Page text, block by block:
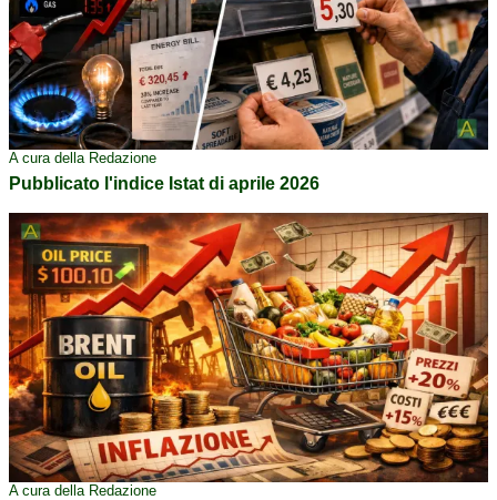
A cura della Redazione
Pubblicato l'indice Istat di aprile 2026
A cura della Redazione